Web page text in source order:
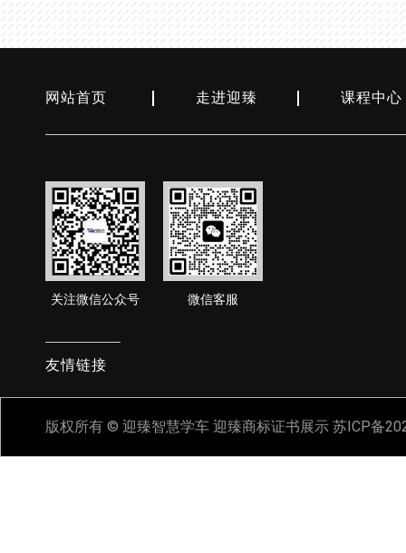
网站首页 走进迎臻 课程中心
关注微信公众号 微信客服
友情链接
版权所有 © 迎臻智慧学车 迎臻商标证书展示 苏ICP备